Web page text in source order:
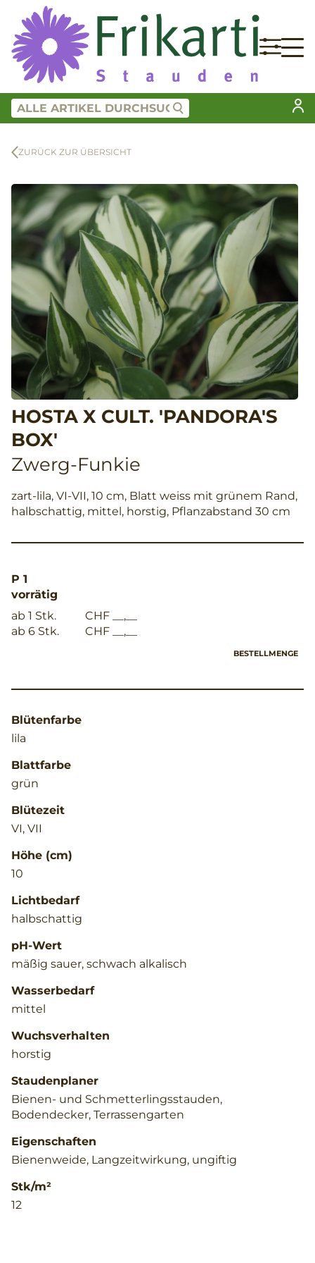
ZURÜCK ZUR ÜBERSICHT
HOSTA X CULT. 'PANDORA'S
BOX'
Zwerg-Funkie
zart-lila, VI-VII, 10 cm, Blatt weiss mit grünem Rand,
halbschattig, mittel, horstig, Pflanzabstand 30 cm
P 1
vorrätig
ab 1 Stk.
CHF __,__
ab 6 Stk.
CHF __,__
BESTELLMENGE
Blütenfarbe
lila
Blattfarbe
grün
Blütezeit
VI, VII
Höhe (cm)
10
Lichtbedarf
halbschattig
pH-Wert
mäßig sauer, schwach alkalisch
Wasserbedarf
mittel
Wuchsverhalten
horstig
Staudenplaner
Bienen- und Schmetterlingsstauden,
Bodendecker, Terrassengarten
Eigenschaften
Bienenweide, Langzeitwirkung, ungiftig
Stk/m²
12